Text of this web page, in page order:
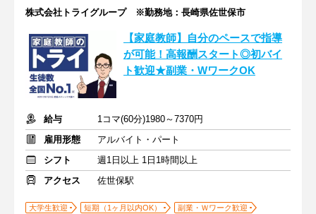
株式会社トライグループ ※勤務地：長崎県佐世保市
【家庭教師】自分のペースで指導
が可能！高報酬スタート◎初バイ
ト歓迎★副業・WワークOK
給与
1コマ(60分)1980～7370円
雇用形態
アルバイト・パート
シフト
週1日以上 1日1時間以上
アクセス
佐世保駅
大学生歓迎 短期（1ヶ月以内OK） 副業・Ｗワーク歓迎